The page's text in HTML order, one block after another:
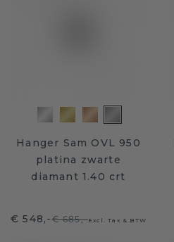
Hanger Sam OVL 950
platina zwarte
diamant 1.40 crt
€ 548,-€ 685,-Excl. Tax & BTW